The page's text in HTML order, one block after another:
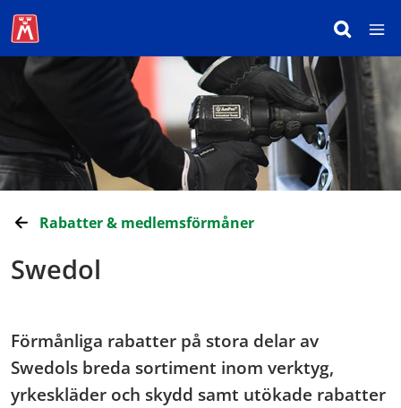
Rabatter & medlemsförmåner
Swedol
Förmånliga rabatter på stora delar av
Swedols breda sortiment inom verktyg,
yrkeskläder och skydd samt utökade rabatter